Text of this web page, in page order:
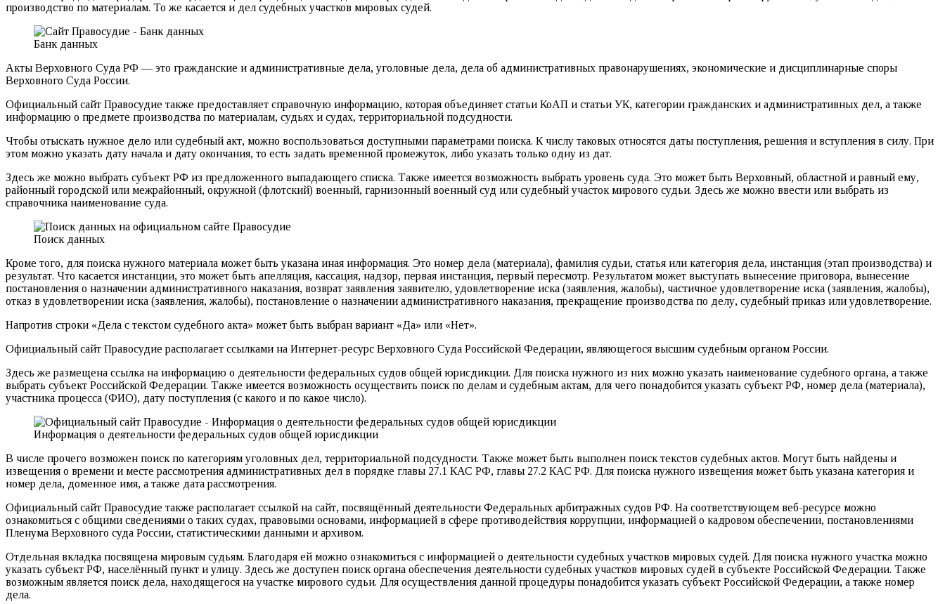
производство по материалам. То же касается и дел судебных участков мировых судей.
Банк данных
Акты Верховного Суда РФ — это гражданские и административные дела, уголовные дела, дела об административных правонарушениях, экономические и дисциплинарные споры
Верховного Суда России.
Официальный сайт Правосудие также предоставляет справочную информацию, которая объединяет статьи КоАП и статьи УК, категории гражданских и административных дел, а также
информацию о предмете производства по материалам, судьях и судах, территориальной подсудности.
Чтобы отыскать нужное дело или судебный акт, можно воспользоваться доступными параметрами поиска. К числу таковых относятся даты поступления, решения и вступления в силу. При
этом можно указать дату начала и дату окончания, то есть задать временной промежуток, либо указать только одну из дат.
Здесь же можно выбрать субъект РФ из предложенного выпадающего списка. Также имеется возможность выбрать уровень суда. Это может быть Верховный, областной и равный ему,
районный городской или межрайонный, окружной (флотский) военный, гарнизонный военный суд или судебный участок мирового судьи. Здесь же можно ввести или выбрать из
справочника наименование суда.
Поиск данных
Кроме того, для поиска нужного материала может быть указана иная информация. Это номер дела (материала), фамилия судьи, статья или категория дела, инстанция (этап производства) и
результат. Что касается инстанции, это может быть апелляция, кассация, надзор, первая инстанция, первый пересмотр. Результатом может выступать вынесение приговора, вынесение
постановления о назначении административного наказания, возврат заявления заявителю, удовлетворение иска (заявления, жалобы), частичное удовлетворение иска (заявления, жалобы),
отказ в удовлетворении иска (заявления, жалобы), постановление о назначении административного наказания, прекращение производства по делу, судебный приказ или удовлетворение.
Напротив строки «Дела с текстом судебного акта» может быть выбран вариант «Да» или «Нет».
Официальный сайт Правосудие располагает ссылками на Интернет-ресурс Верховного Суда Российской Федерации, являющегося высшим судебным органом России.
Здесь же размещена ссылка на информацию о деятельности федеральных судов общей юрисдикции. Для поиска нужного из них можно указать наименование судебного органа, а также
выбрать субъект Российской Федерации. Также имеется возможность осуществить поиск по делам и судебным актам, для чего понадобится указать субъект РФ, номер дела (материала),
участника процесса (ФИО), дату поступления (с какого и по какое число).
Информация о деятельности федеральных судов общей юрисдикции
В числе прочего возможен поиск по категориям уголовных дел, территориальной подсудности. Также может быть выполнен поиск текстов судебных актов. Могут быть найдены и
извещения о времени и месте рассмотрения административных дел в порядке главы 27.1 КАС РФ, главы 27.2 КАС РФ. Для поиска нужного извещения может быть указана категория и
номер дела, доменное имя, а также дата рассмотрения.
Официальный сайт Правосудие также располагает ссылкой на сайт, посвящённый деятельности Федеральных арбитражных судов РФ. На соответствующем веб-ресурсе можно
ознакомиться с общими сведениями о таких судах, правовыми основами, информацией в сфере противодействия коррупции, информацией о кадровом обеспечении, постановлениями
Пленума Верховного суда России, статистическими данными и архивом.
Отдельная вкладка посвящена мировым судьям. Благодаря ей можно ознакомиться с информацией о деятельности судебных участков мировых судей. Для поиска нужного участка можно
указать субъект РФ, населённый пункт и улицу. Здесь же доступен поиск органа обеспечения деятельности судебных участков мировых судей в субъекте Российской Федерации. Также
возможным является поиск дела, находящегося на участке мирового судьи. Для осуществления данной процедуры понадобится указать субъект Российской Федерации, а также номер
дела.